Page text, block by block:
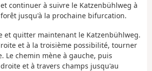
continuer à suivre le Katzenbühlweg à
jusqu'à la prochaine bifurcation.
et quitter maintenant le Katzenbühlweg.
et à la troisième possibilité, tourner
Le chemin mène à gauche, puis
et à travers champs jusqu'au